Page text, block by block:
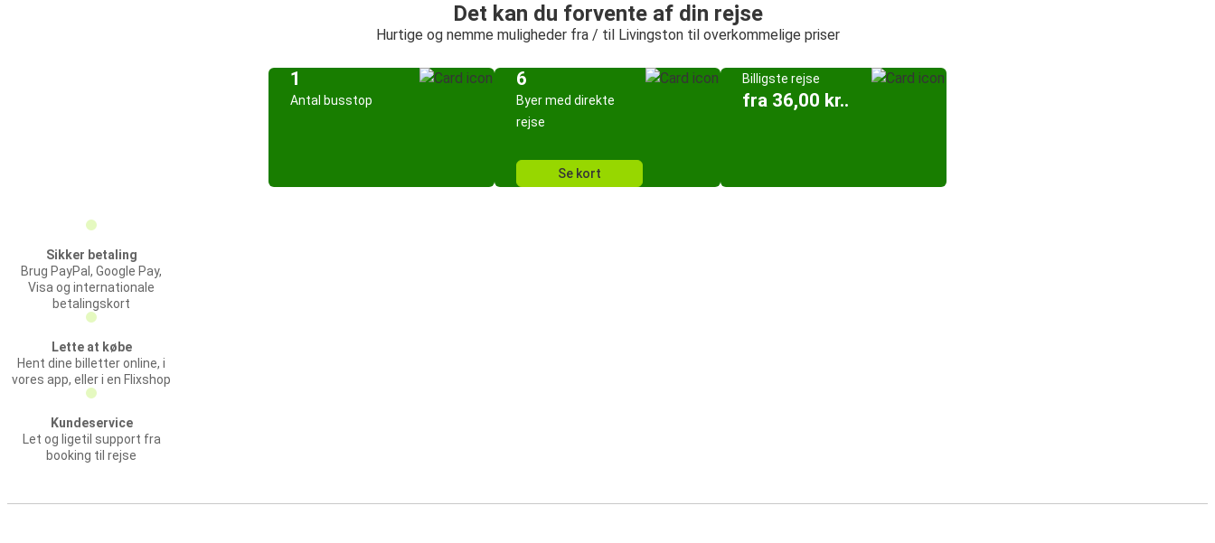
Det kan du forvente af din rejse
Hurtige og nemme muligheder fra / til Livingston til overkommelige priser
1
Antal busstop
6
Byer med direkte
rejse
Se kort
Billigste rejse
fra 36,00 kr..
Sikker betaling
Brug PayPal, Google Pay,
Visa og internationale
betalingskort
Lette at købe
Hent dine billetter online, i
vores app, eller i en Flixshop
Kundeservice
Let og ligetil support fra
booking til rejse